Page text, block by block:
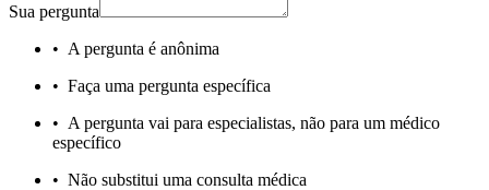
Sua pergunta
• A pergunta é anônima
• Faça uma pergunta específica
• A pergunta vai para especialistas, não para um médico
específico
• Não substitui uma consulta médica